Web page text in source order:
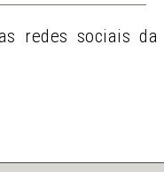
redes sociais da